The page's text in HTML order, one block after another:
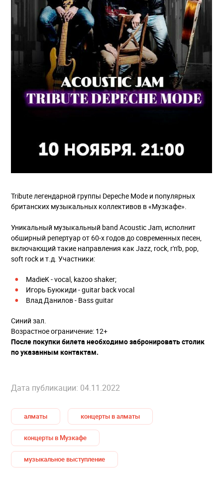
Tribute легендарной группы Depeche Mode и популярных
британских музыкальных коллективов в «Музкафе».
Уникальный музыкальный band Acoustic Jam, исполнит
обширный репертуар от 60-х годов до современных песен,
включающий такие направления как Jazz, rock, r'n'b, pop,
soft rock и т.д. Участники:
МadieK - vocal, kazoo shaker;
Игорь Буюкиди - guitar back vocal
Влад Данилов - Bass guitar
Синий зал.
Возрастное ограничение: 12+
После покупки билета необходимо забронировать столик
по указанным контактам.
Дата публикации: 04.11.2022
алматы концерты в алматы
концерты в Музкафе
музыкальное выступление